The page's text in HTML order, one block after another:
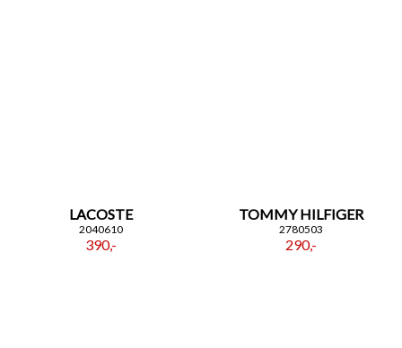
LACOSTE
2040610
390,-
TOMMY HILFIGER
2780503
290,-